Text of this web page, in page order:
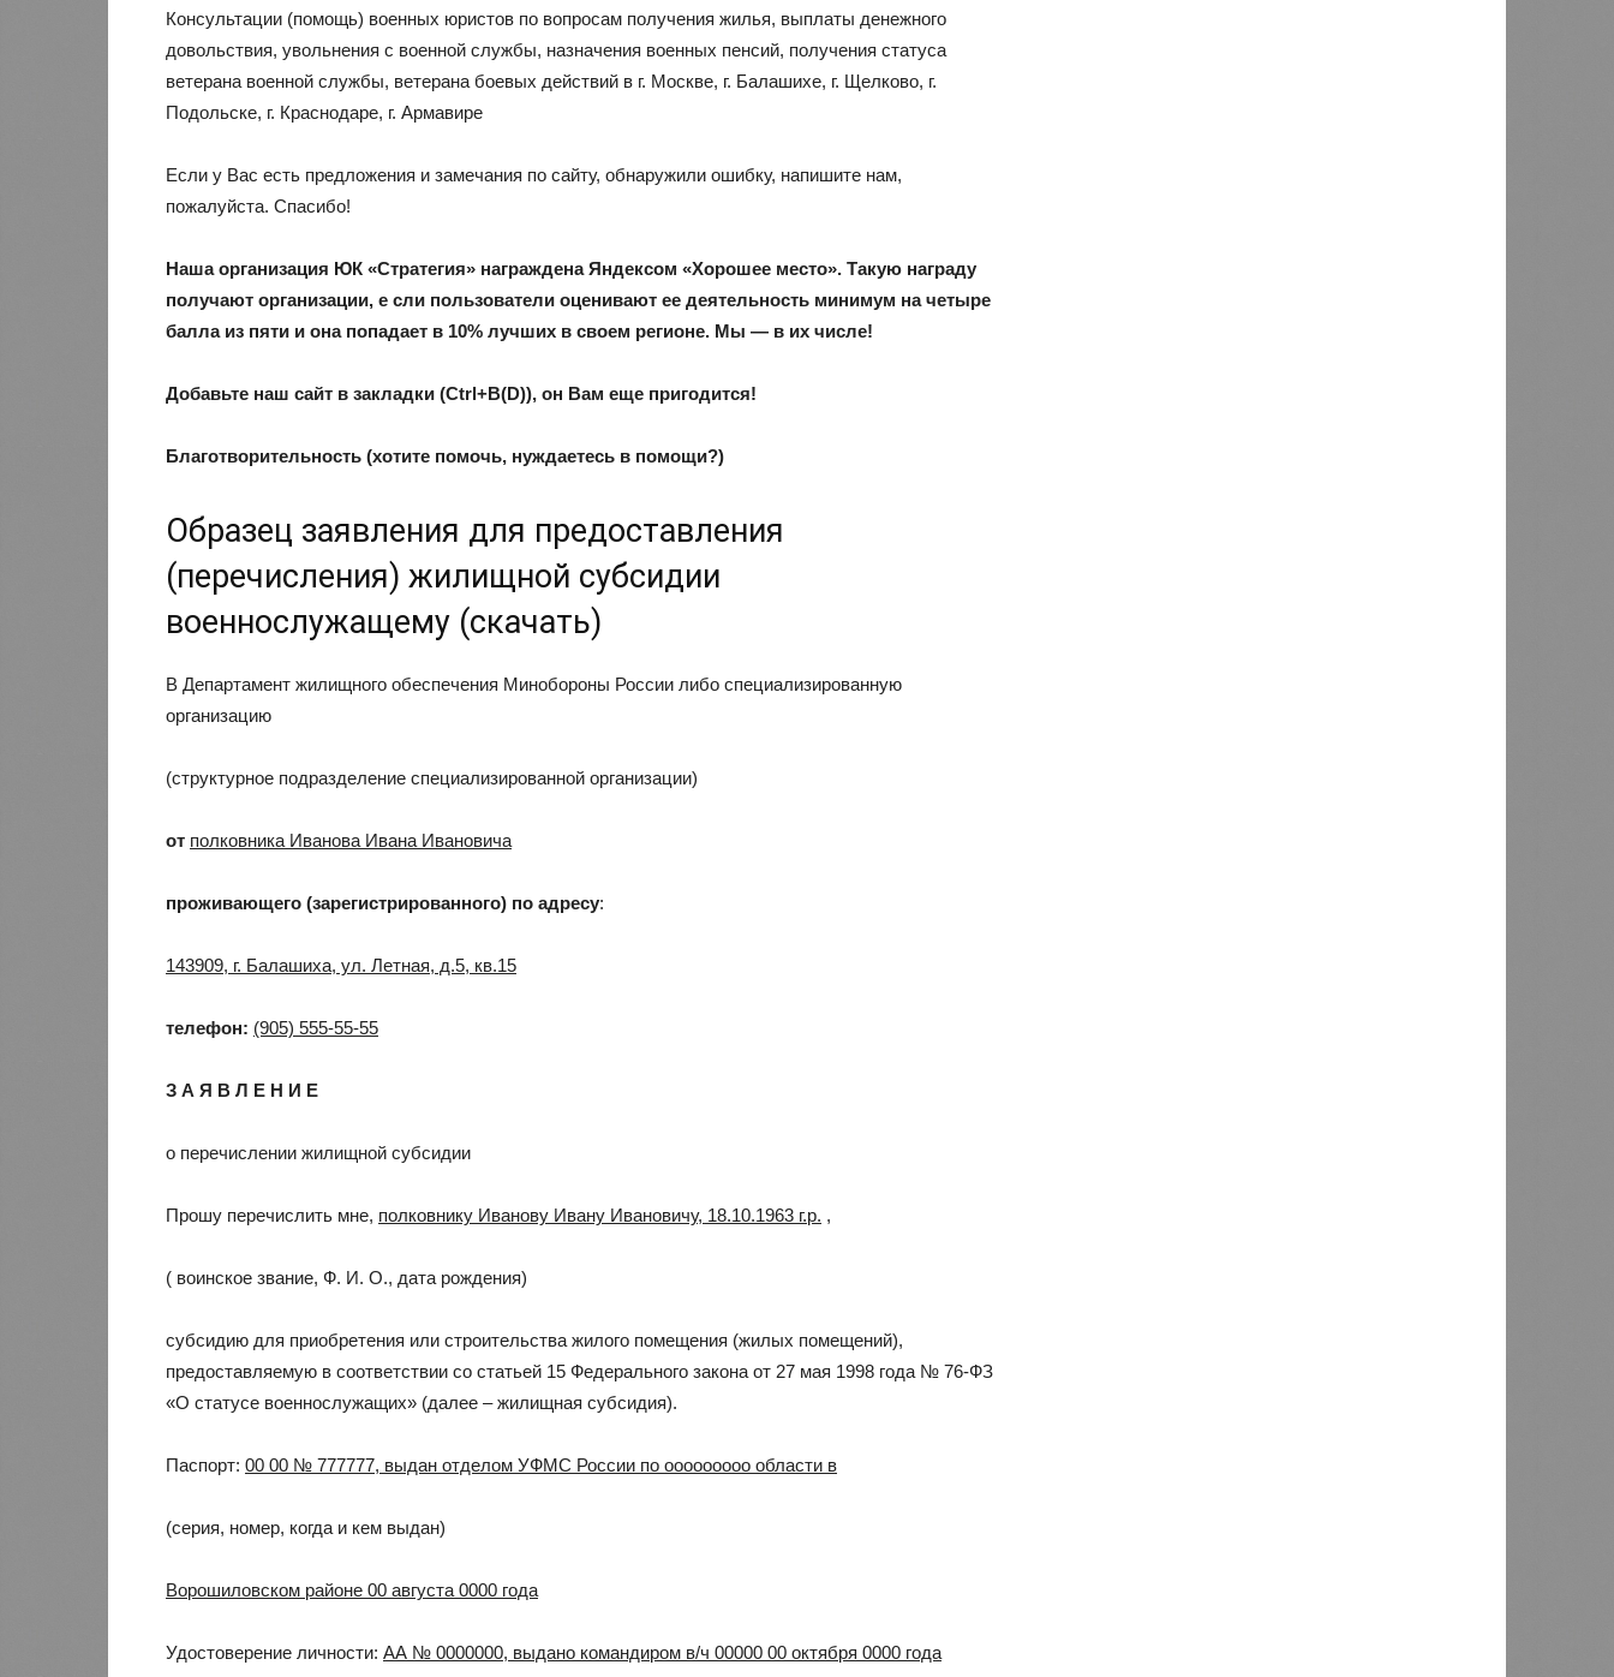
Консультации (помощь) военных юристов по вопросам получения жилья, выплаты денежного
довольствия, увольнения с военной службы, назначения военных пенсий, получения статуса
ветерана военной службы, ветерана боевых действий в г. Москве, г. Балашихе, г. Щелково, г.
Подольске, г. Краснодаре, г. Армавире
Если у Вас есть предложения и замечания по сайту, обнаружили ошибку, напишите нам,
пожалуйста. Спасибо!
Наша организация ЮК «Стратегия» награждена Яндексом «Хорошее место». Такую награду
получают организации, е сли пользователи оценивают ее деятельность минимум на четыре
балла из пяти и она попадает в 10% лучших в своем регионе. Мы — в их числе!
Добавьте наш сайт в закладки (Ctrl+В(D)), он Вам еще пригодится!
Благотворительность (хотите помочь, нуждаетесь в помощи?)
Образец заявления для предоставления
(перечисления) жилищной субсидии
военнослужащему (скачать)
В Департамент жилищного обеспечения Минобороны России либо специализированную
организацию
(структурное подразделение специализированной организации)
от полковника Иванова Ивана Ивановича
проживающего (зарегистрированного) по адресу:
143909, г. Балашиха, ул. Летная, д.5, кв.15
телефон: (905) 555-55-55
З А Я В Л Е Н И Е
о перечислении жилищной субсидии
Прошу перечислить мне, полковнику Иванову Ивану Ивановичу, 18.10.1963 г.р. ,
( воинское звание, Ф. И. О., дата рождения)
субсидию для приобретения или строительства жилого помещения (жилых помещений),
предоставляемую в соответствии со статьей 15 Федерального закона от 27 мая 1998 года № 76-ФЗ
«О статусе военнослужащих» (далее – жилищная субсидия).
Паспорт: 00 00 № 777777, выдан отделом УФМС России по ооооооооо области в
(серия, номер, когда и кем выдан)
Ворошиловском районе 00 августа 0000 года
Удостоверение личности: АА № 0000000, выдано командиром в/ч 00000 00 октября 0000 года